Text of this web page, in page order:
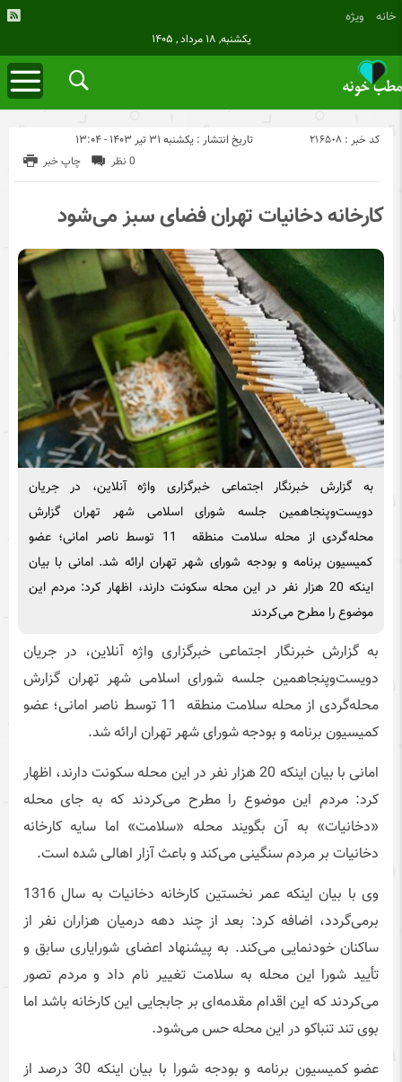
خانه ویژه
یکشنبه, ۱۸ مرداد , ۱۴۰۵
تاریخ انتشار : یکشنبه ۳۱ تیر ۱۴۰۳ - ۱۳:۰۴ کد خبر : 216508
چاپ خبر 0 نظر
کارخانه دخانیات تهران فضای سبز می‌شود
به گزارش خبرنگار اجتماعی خبرگزاری واژه آنلاین، در جریان
دویست‌و‌پنجاهمین جلسه شورای اسلامی شهر تهران گزارش
محله‌گردی از محله سلامت منطقه 11 توسط ناصر امانی؛ عضو
کمیسیون برنامه و بودجه شورای شهر تهران ارائه شد. امانی با بیان
اینکه 20 هزار نفر در این محله سکونت دارند، اظهار کرد: مردم این
موضوع را مطرح می‌کردند
به گزارش خبرنگار اجتماعی خبرگزاری واژه آنلاین، در جریان
دویست‌و‌پنجاهمین جلسه شورای اسلامی شهر تهران گزارش
محله‌گردی از محله سلامت منطقه 11 توسط ناصر امانی؛ عضو
کمیسیون برنامه و بودجه شورای شهر تهران ارائه شد.
امانی با بیان اینکه 20 هزار نفر در این محله سکونت دارند، اظهار
کرد: مردم این موضوع را مطرح می‌کردند که به جای محله
«دخانیات» به آن بگویند محله «سلامت» اما سایه کارخانه
دخانیات بر مردم سنگینی می‌کند و باعث آزار اهالی شده است.
وی با بیان اینکه عمر نخستین کارخانه دخانیات به سال 1316
برمی‌گردد، اضافه کرد: بعد از چند دهه درمیان هزاران نفر از
ساکنان خودنمایی می‌کند. به پیشنهاد اعضای شورایاری سابق و
تأیید شورا این محله به سلامت تغییر نام داد و مردم تصور
می‌کردند که این اقدام مقدمه‌ای بر جابجایی این کارخانه باشد اما
بوی تند تنباکو در این محله حس می‌شود.
عضو کمیسیون برنامه و بودجه شورا با بیان اینکه 30 درصد از